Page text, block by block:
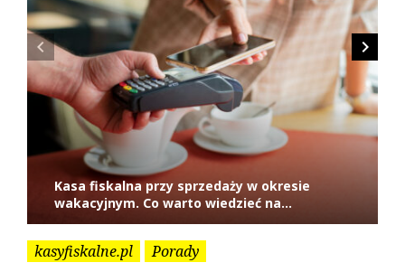
p
i
s
:
kasyfiskalne.pl Porady
Kasa fiskalna przy sprzedaży w okresie
wakacyjnym. Co warto wiedzieć na...
navigate_next
navigate_before